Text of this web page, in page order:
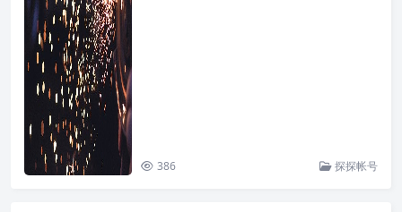
386 探探帐号